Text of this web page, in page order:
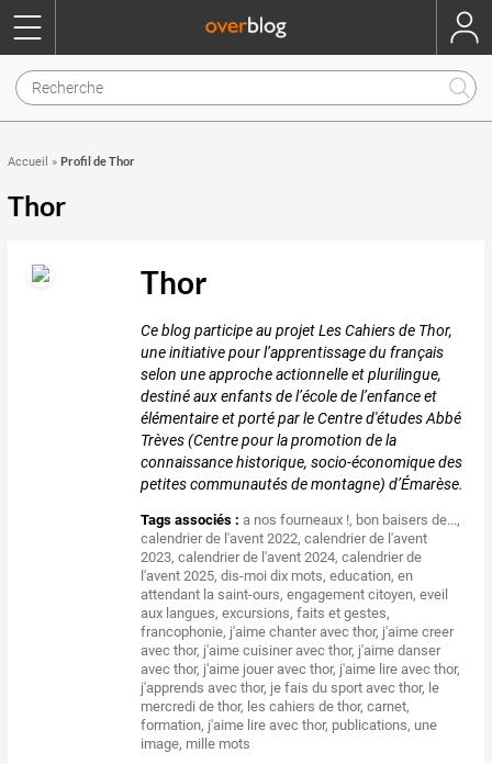
Accueil » Profil de Thor
Thor
Thor
Ce blog participe au projet Les Cahiers de Thor,
une initiative pour l’apprentissage du français
selon une approche actionnelle et plurilingue,
destiné aux enfants de l’école de l’enfance et
élémentaire et porté par le Centre d'études Abbé
Trèves (Centre pour la promotion de la
connaissance historique, socio-économique des
petites communautés de montagne) d’Émarèse.
Tags associés : a nos fourneaux !, bon baisers de...,
calendrier de l'avent 2022,calendrier de l'avent
2023,calendrier de l'avent 2024,calendrier de
l'avent 2025,dis-moi dix mots,education,en
attendant la saint-ours,engagement citoyen,eveil
aux langues,excursions,faits et gestes,
francophonie, j'aime chanter avec thor, j'aime creer
avec thor, j'aime cuisiner avec thor, j'aime danser
avec thor, j'aime jouer avec thor, j'aime lire avec thor,
j'apprends avec thor, je fais du sport avec thor, le
mercredi de thor, les cahiers de thor,carnet,
formation, j'aime lire avec thor, publications, une
image, mille mots